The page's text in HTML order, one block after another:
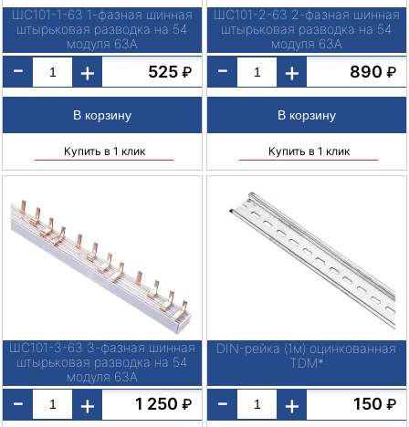
ШС101-1-63 1-фазная шинная
штырьковая разводка на 54
модуля 63А
- + 525 ₽
Купить в 1 клик
ШС101-2-63 2-фазная шинная
штырьковая разводка на 54
модуля 63А
- + 890 ₽
Купить в 1 клик
ШС101-3-63 3-фазная шинная
штырьковая разводка на 54
модуля 63А
- + 1 250 ₽
DIN-рейка (1м) оцинкованная
TDM*
- + 150 ₽